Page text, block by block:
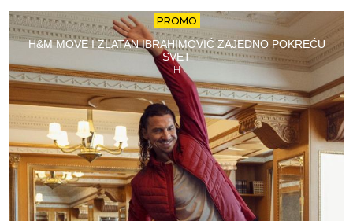
PROMO
H&M MOVE I ZLATAN IBRAHIMOVIĆ ZAJEDNO POKREĆU
SVET
H